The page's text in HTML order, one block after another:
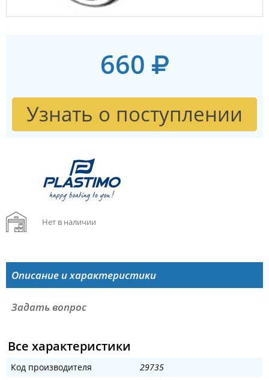
660
Узнать о поступлении
Нет в наличии
Описание и характеристики
Задать вопрос
Все характеристики
Код производителя
29735